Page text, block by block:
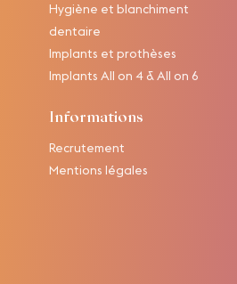
Hygiène et blanchiment
dentaire
Implants et prothèses
Implants All on 4 & All on 6
Informations
Recrutement
Mentions légales